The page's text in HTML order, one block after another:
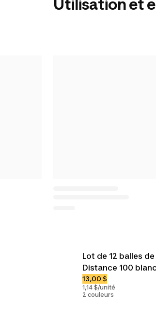
Utilisation et
Lot de 12 balles
Distance 100 blanc
13,00 $
1,14 $/unité
2 couleurs